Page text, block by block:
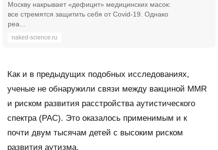
Москву накрывает «дефицит» медицинских масок:
все стремятся защитить себя от Covid-19. Однако
реа...
naked-science.ru
Как и в предыдущих подобных исследованиях,
ученые не обнаружили связи между вакциной MMR
и риском развития расстройства аутистического
спектра (РАС). Это оказалось применимым и к
почти двум тысячам детей с высоким риском
развития аутизма.